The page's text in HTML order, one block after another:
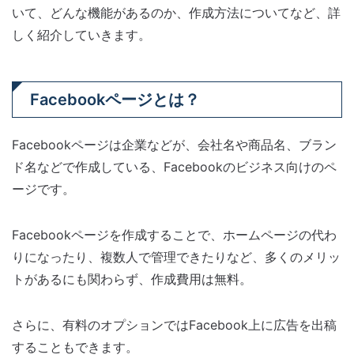
いて、どんな機能があるのか、作成方法についてなど、詳
しく紹介していきます。
Facebookページとは？
Facebookページは企業などが、会社名や商品名、ブラン
ド名などで作成している、Facebookのビジネス向けのペ
ージです。
Facebookページを作成することで、ホームページの代わ
りになったり、複数人で管理できたりなど、多くのメリッ
トがあるにも関わらず、作成費用は無料。
さらに、有料のオプションではFacebook上に広告を出稿
することもできます。